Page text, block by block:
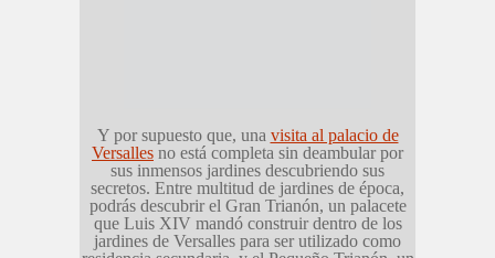
Y por supuesto que, una visita al palacio de
Versalles no está completa sin deambular por
sus inmensos jardines descubriendo sus
secretos. Entre multitud de jardines de época,
podrás descubrir el Gran Trianón, un palacete
que Luis XIV mandó construir dentro de los
jardines de Versalles para ser utilizado como